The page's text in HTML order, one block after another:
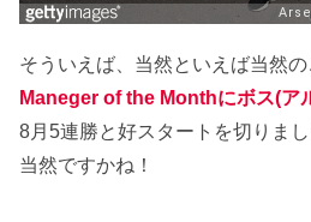
そういえば、当然といえば当然の
Maneger of the Monthにボス(ア
8月5連勝と好スタートを切りま
当然ですかね！